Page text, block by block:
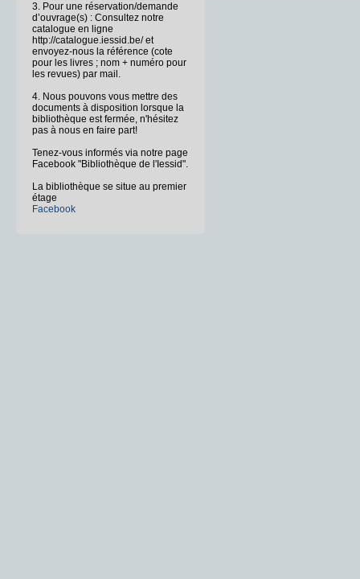
3. Pour une réservation/demande
d’ouvrage(s) : Consultez notre
catalogue en ligne
http://catalogue.iessid.be/ et
envoyez-nous la référence (cote
pour les livres ; nom + numéro pour
les revues) par mail.
4. Nous pouvons vous mettre des
documents à disposition lorsque la
bibliothèque est fermée, n'hésitez
pas à nous en faire part!
Tenez-vous informés via notre page
Facebook "Bibliothèque de l'Iessid".
La bibliothèque se situe au premier
étage
Facebook